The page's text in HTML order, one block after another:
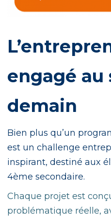
engagé au
demain
Bien plus qu’un
est un challenge
inspirant, destiné aux
4ème secondaire.
Chaque projet est
problématique réelle,